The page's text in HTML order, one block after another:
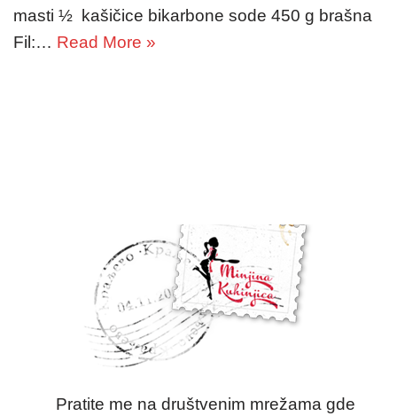
masti ½ kašičice bikarbone sode 450 g brašna
Fil:… Read More »
Pratite me na društvenim mrežama gde